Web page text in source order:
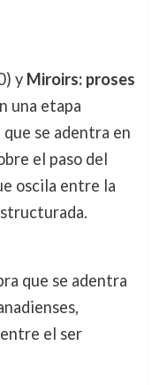
y Miroirs: proses
una etapa
se adentra en
el paso del
oscila entre la
que se adentra
el ser